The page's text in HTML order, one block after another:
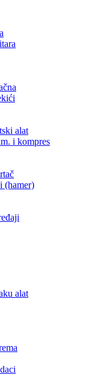
alat
i kompres
(hamer)
alat